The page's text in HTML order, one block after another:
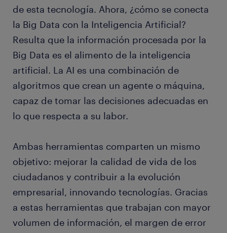
de esta tecnología. Ahora, ¿cómo se conecta
la Big Data con la Inteligencia Artificial?
Resulta que la información procesada por la
Big Data es el alimento de la inteligencia
artificial. La AI es una combinación de
algoritmos que crean un agente o máquina,
capaz de tomar las decisiones adecuadas en
lo que respecta a su labor.
Ambas herramientas comparten un mismo
objetivo: mejorar la calidad de vida de los
ciudadanos y contribuir a la evolución
empresarial, innovando tecnologías. Gracias
a estas herramientas que trabajan con mayor
volumen de información, el margen de error